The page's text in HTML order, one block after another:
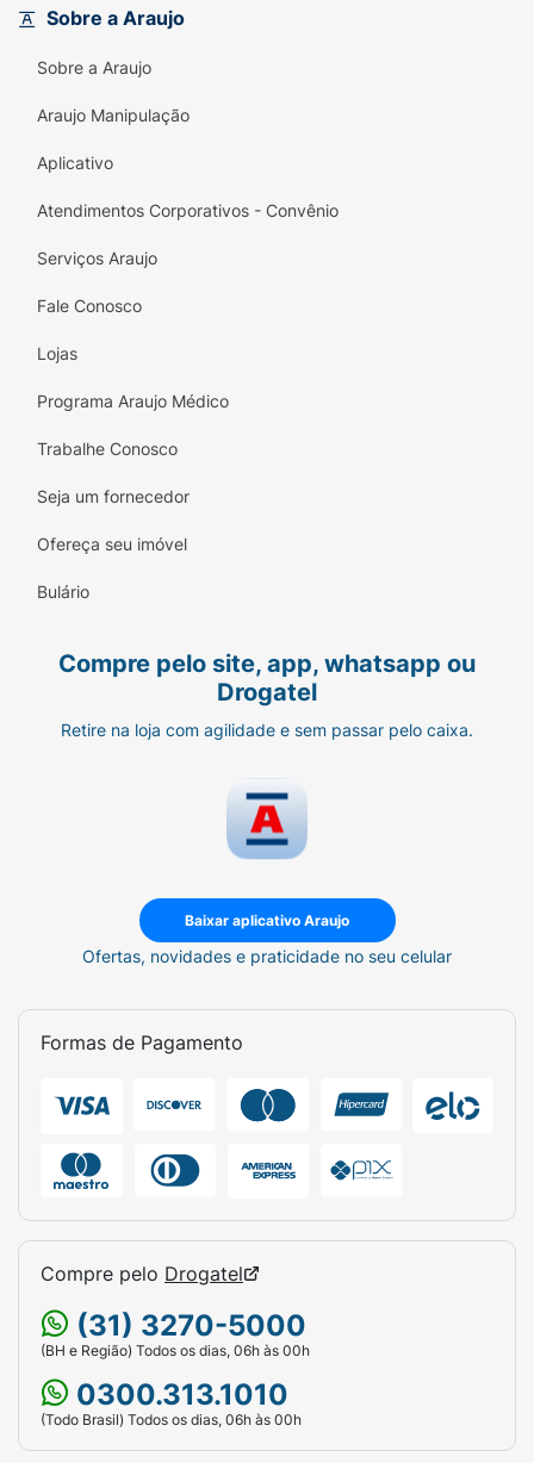
Sobre a Araujo
Sobre a Araujo
Araujo Manipulação
Aplicativo
Atendimentos Corporativos - Convênio
Serviços Araujo
Fale Conosco
Lojas
Programa Araujo Médico
Trabalhe Conosco
Seja um fornecedor
Ofereça seu imóvel
Bulário
Compre pelo site, app, whatsapp ou
Drogatel
Retire na loja com agilidade e sem passar pelo caixa.
Baixar aplicativo Araujo
Ofertas, novidades e praticidade no seu celular
Formas de Pagamento
Compre pelo Drogatel
(31) 3270-5000
(BH e Região) Todos os dias, 06h às 00h
0300.313.1010
(Todo Brasil) Todos os dias, 06h às 00h